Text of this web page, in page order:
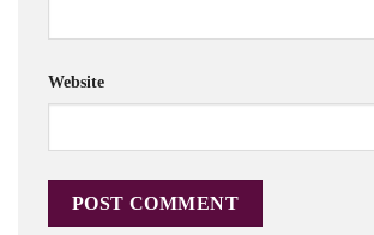
Website